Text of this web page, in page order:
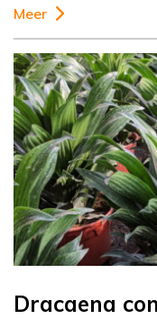
Meer
Dracaena